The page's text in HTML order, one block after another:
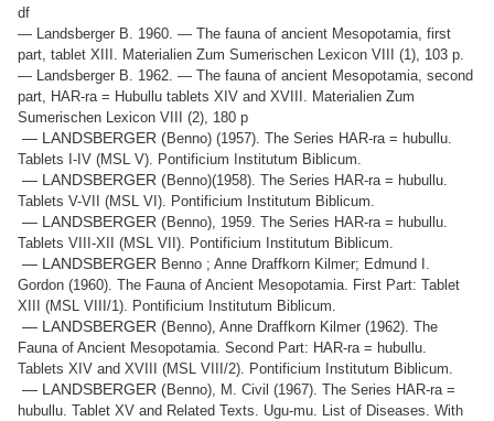
df
— Landsberger B. 1960. — The fauna of ancient Mesopotamia, first
part, tablet XIII. Materialien Zum Sumerischen Lexicon VIII (1), 103 p.
— Landsberger B. 1962. — The fauna of ancient Mesopotamia, second
part, HAR-ra = Hubullu tablets XIV and XVIII. Materialien Zum
Sumerischen Lexicon VIII (2), 180 p
— LANDSBERGER (Benno) (1957). The Series HAR-ra = hubullu.
Tablets I-IV (MSL V). Pontificium Institutum Biblicum.
— LANDSBERGER (Benno)(1958). The Series HAR-ra = hubullu.
Tablets V-VII (MSL VI). Pontificium Institutum Biblicum.
— LANDSBERGER (Benno), 1959. The Series HAR-ra = hubullu.
Tablets VIII-XII (MSL VII). Pontificium Institutum Biblicum.
— LANDSBERGER Benno ; Anne Draffkorn Kilmer; Edmund I.
Gordon (1960). The Fauna of Ancient Mesopotamia. First Part: Tablet
XIII (MSL VIII/1). Pontificium Institutum Biblicum.
— LANDSBERGER (Benno), Anne Draffkorn Kilmer (1962). The
Fauna of Ancient Mesopotamia. Second Part: HAR-ra = hubullu.
Tablets XIV and XVIII (MSL VIII/2). Pontificium Institutum Biblicum.
— LANDSBERGER (Benno), M. Civil (1967). The Series HAR-ra =
hubullu. Tablet XV and Related Texts. Ugu-mu. List of Diseases. With